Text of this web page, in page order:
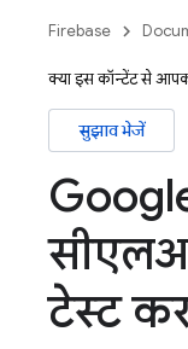
Firebase
क्या इस कॉन्टेंट से
सुझाव भेजें
टेस्ट